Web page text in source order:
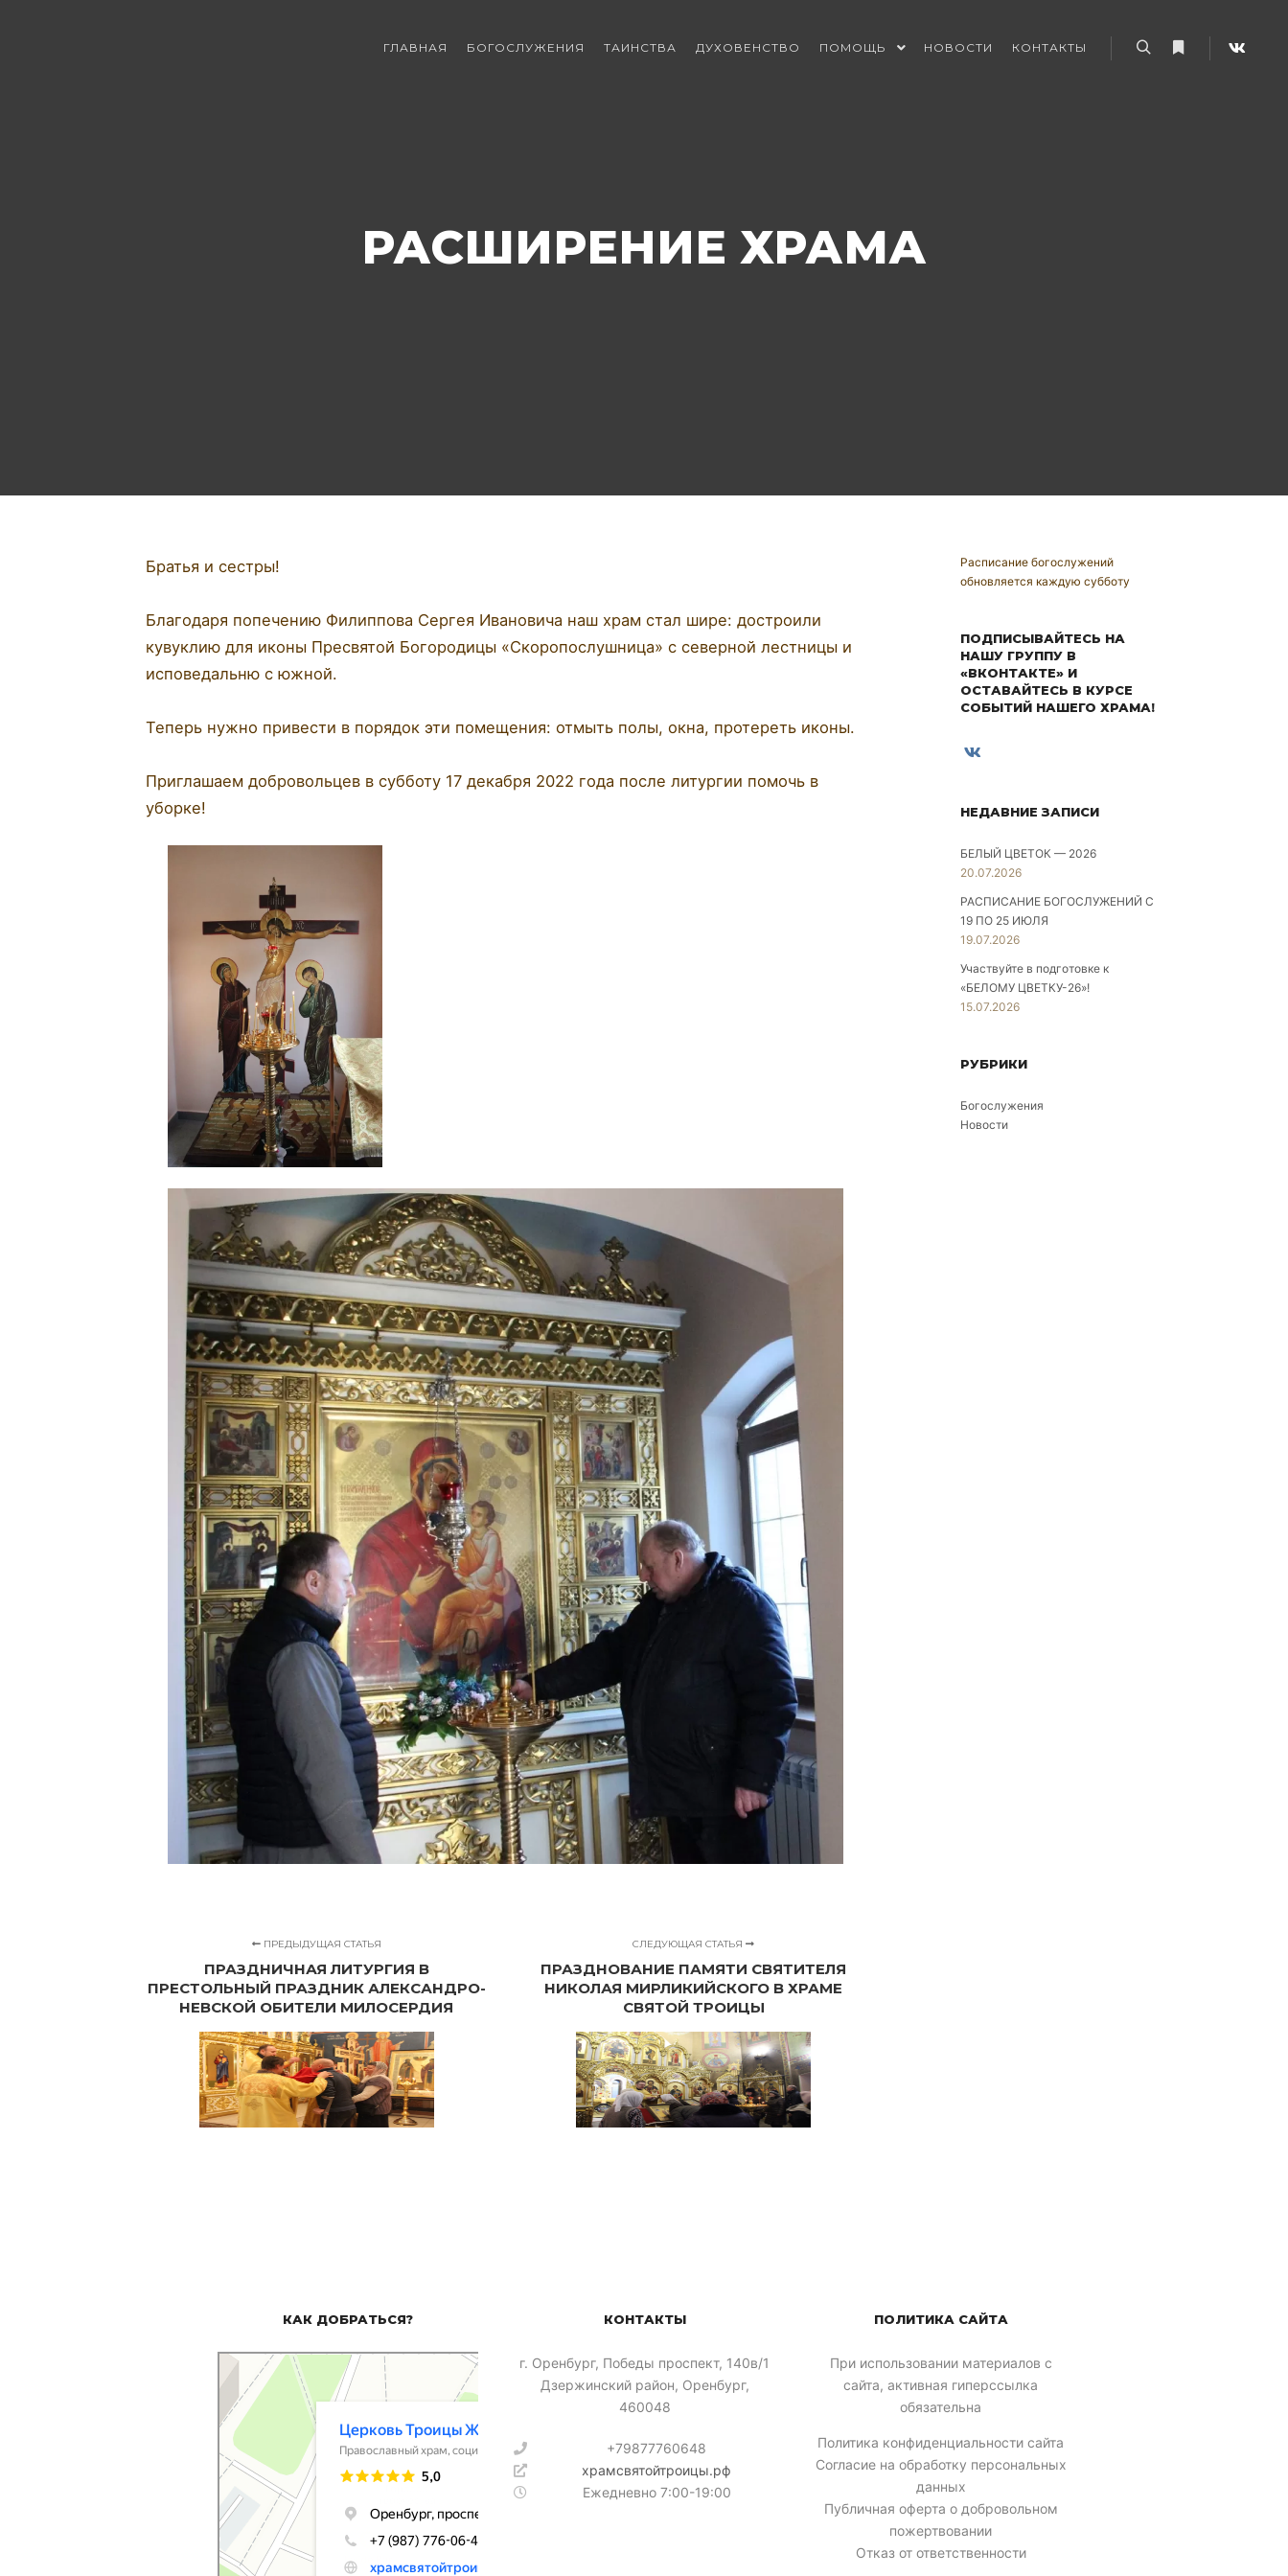
ГЛАВНАЯ БОГОСЛУЖЕНИЯ ТАИНСТВА ДУХОВЕНСТВО ПОМОЩЬ НОВОСТИ
КОНТАКТЫ
РАСШИРЕНИЕ ХРАМА
Братья и сестры!
Благодаря попечению Филиппова Сергея Ивановича наш храм стал шире: достроили
кувуклию для иконы Пресвятой Богородицы «Скоропослушница» с северной лестницы и
исповедальню с южной.
Теперь нужно привести в порядок эти помещения: отмыть полы, окна, протереть иконы.
Приглашаем добровольцев в субботу 17 декабря 2022 года после литургии помочь в
уборке!
ПРЕДЫДУЩАЯ СТАТЬЯ
ПРАЗДНИЧНАЯ ЛИТУРГИЯ В
ПРЕСТОЛЬНЫЙ ПРАЗДНИК АЛЕКСАНДРО-
НЕВСКОЙ ОБИТЕЛИ МИЛОСЕРДИЯ
СЛЕДУЮЩАЯ СТАТЬЯ
ПРАЗДНОВАНИЕ ПАМЯТИ СВЯТИТЕЛЯ
НИКОЛАЯ МИРЛИКИЙСКОГО В ХРАМЕ
СВЯТОЙ ТРОИЦЫ
Расписание богослужений
обновляется каждую субботу
ПОДПИСЫВАЙТЕСЬ НА
НАШУ ГРУППУ В
«ВКОНТАКТЕ» И
ОСТАВАЙТЕСЬ В КУРСЕ
СОБЫТИЙ НАШЕГО ХРАМА!
НЕДАВНИЕ ЗАПИСИ
БЕЛЫЙ ЦВЕТОК — 2026
20.07.2026
РАСПИСАНИЕ БОГОСЛУЖЕНИЙ С
19 ПО 25 ИЮЛЯ
19.07.2026
Участвуйте в подготовке к
«БЕЛОМУ ЦВЕТКУ-26»!
15.07.2026
РУБРИКИ
Богослужения
Новости
КАК ДОБРАТЬСЯ?
Церковь Троицы Живоначальной
Православный храм в Оренбурге
КОНТАКТЫ
​г. Оренбург, Победы проспект, 140в/1
Дзержинский район, Оренбург,
460048
+79877760648
храмсвятойтроицы.рф
Ежедневно 7:00-19:00
ПОЛИТИКА САЙТА
При использовании материалов с
сайта, активная гиперссылка
обязательна
Политика конфиденциальности сайта
Согласие на обработку персональных
данных
Публичная оферта о добровольном
пожертвовании
Отказ от ответственности